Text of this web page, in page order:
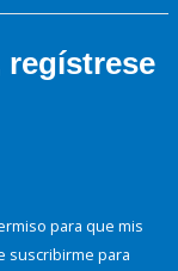
regístrese
para que mis
suscribirme para